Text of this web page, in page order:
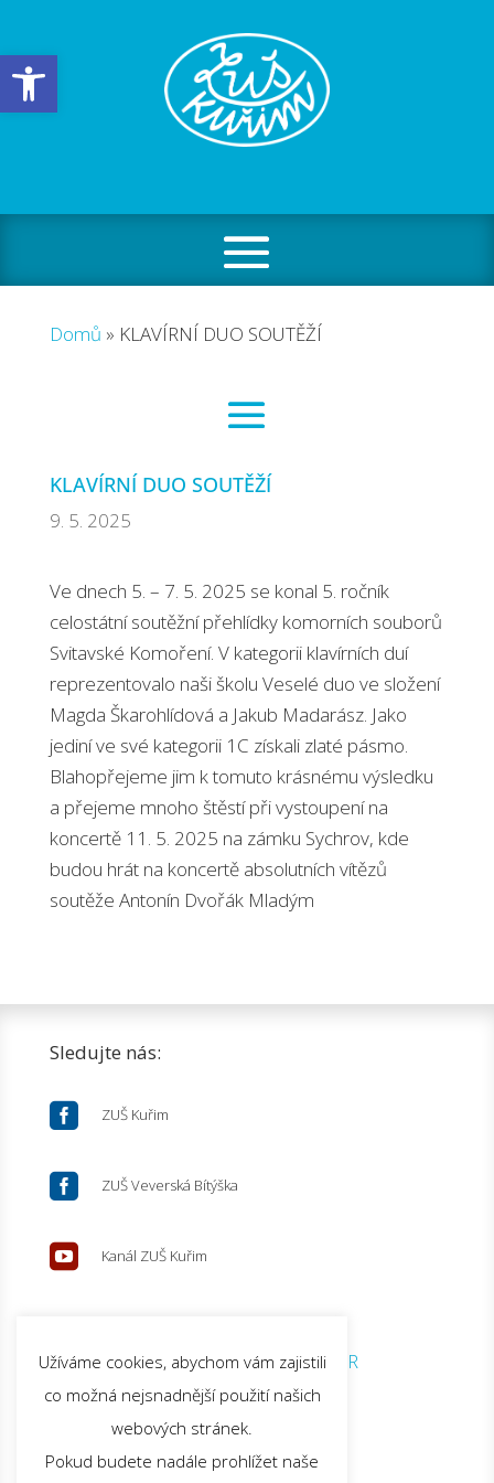
Open toolbar
Domů » KLAVÍRNÍ DUO SOUTĚŽÍ
KLAVÍRNÍ DUO SOUTĚŽÍ
9. 5. 2025
Ve dnech 5. – 7. 5. 2025 se konal 5. ročník
celostátní soutěžní přehlídky komorních souborů
Svitavské Komoření. V kategorii klavírních duí
reprezentovalo naši školu Veselé duo ve složení
Magda Škarohlídová a Jakub Madarász. Jako
jediní ve své kategorii 1C získali zlaté pásmo.
Blahopřejeme jim k tomuto krásnému výsledku
a přejeme mnoho štěstí při vystoupení na
koncertě 11. 5. 2025 na zámku Sychrov, kde
budou hrát na koncertě absolutních vítězů
soutěže Antonín Dvořák Mladým
Sledujte nás:
 ZUŠ Kuřim
 ZUŠ Veverská Bítýška
 Kanál ZUŠ Kuřim
© 2026 ZUŠ Kuřim |GDPR
Užíváme cookies, abychom vám zajistili
co možná nejsnadnější použití našich
webových stránek.
Pokud budete nadále prohlížet naše